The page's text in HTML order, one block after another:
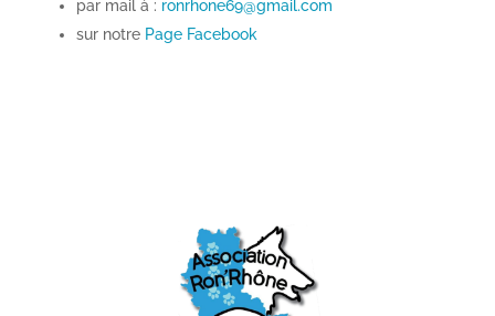
par mail à : ronrhone69@gmail.com
sur notre Page Facebook